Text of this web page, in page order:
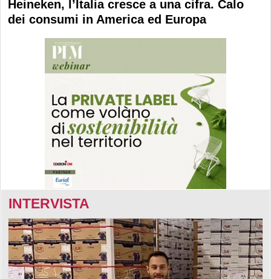
Heineken, l’Italia cresce a una cifra. Calo
dei consumi in America ed Europa
INTERVISTA